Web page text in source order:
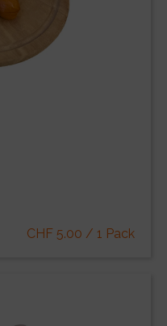
CHF 5.00 / 1 Pack